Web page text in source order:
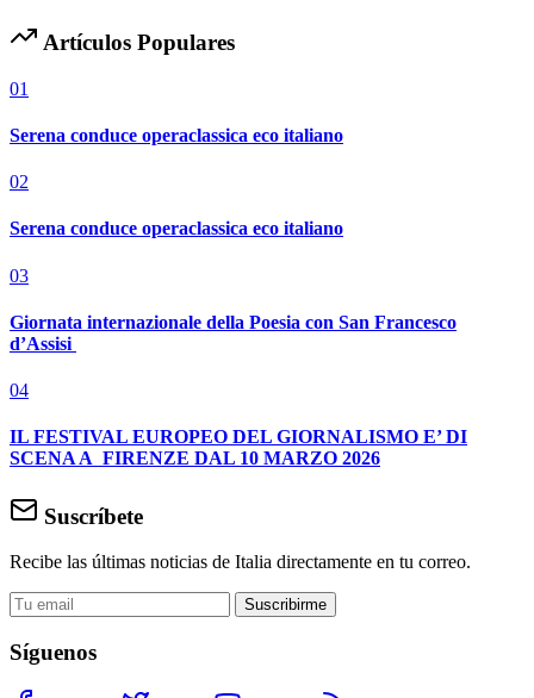
Artículos Populares
01
Serena conduce operaclassica eco italiano
02
Serena conduce operaclassica eco italiano
03
Giornata internazionale della Poesia con San Francesco
d’Assisi
04
IL FESTIVAL EUROPEO DEL GIORNALISMO E’ DI
SCENA A FIRENZE DAL 10 MARZO 2026
Suscríbete
Recibe las últimas noticias de Italia directamente en tu correo.
Suscribirme
Síguenos